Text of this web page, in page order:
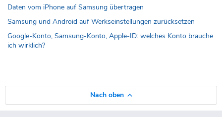
Daten vom iPhone auf Samsung übertragen
Samsung und Android auf Werkseinstellungen zurücksetzen
Google-Konto, Samsung-Konto, Apple-ID: welches Konto brauche
ich wirklich?
Nach oben